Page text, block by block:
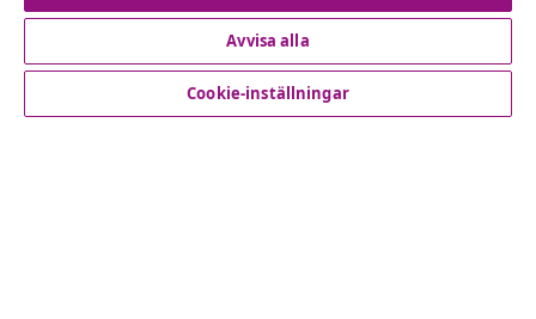
Kundservice
Avvisa alla
Cookie-inställningar